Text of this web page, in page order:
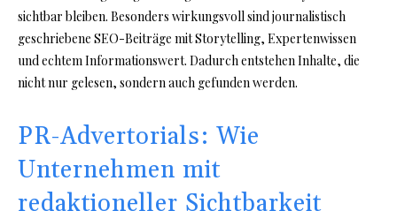
sichtbar bleiben. Besonders wirkungsvoll sind journalistisch
geschriebene SEO-Beiträge mit Storytelling, Expertenwissen
und echtem Informationswert. Dadurch entstehen Inhalte, die
nicht nur gelesen, sondern auch gefunden werden.
PR-Advertorials: Wie
Unternehmen mit
redaktioneller Sichtbarkeit